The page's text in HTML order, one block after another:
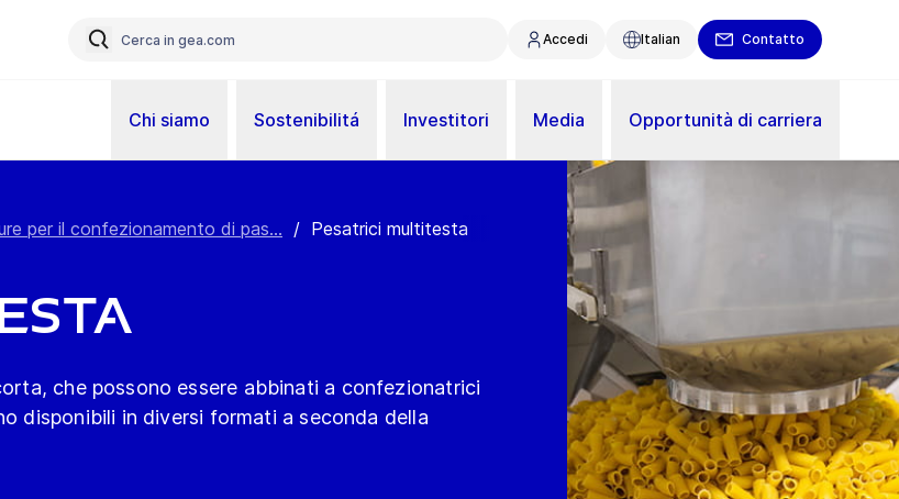
Accedi Italian Contatto
Chi siamo Sostenibilitá Investitori Media Opportunità di carriera
per il confezionamento di pas... / Pesatrici multitesta
che possono essere abbinati a confezionatrici
disponibili in diversi formati a seconda della